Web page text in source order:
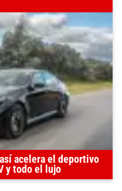
acelera el deportivo
y todo el lujo